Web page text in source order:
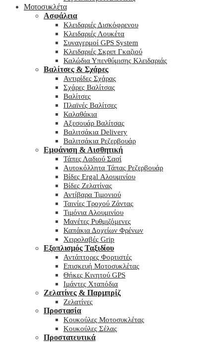
Μοτοσυκλέτα
Ασφάλεια
Κλειδαριές Δισκόφρενου
Κλειδαριές Λουκέτα
Συναγερμοί GPS System
Κλειδαριές Σκριπ Γκαζιού
Καλώδια Υπενθύμισης Κλειδαριάς
Βαλίτσες & Σχάρες
Αντιρίδες Σχάρας
Σχάρες Βαλίτσας
Βαλίτσες
Πλαϊνές Βαλίτσες
Καλαθάκια
Αξεσουάρ Βαλίτσας
Βαλιτσάκια Delivery
Βαλιτσάκια Ρεζερβουάρ
Εμφάνιση & Αισθητική
Τάπες Λαδιού Σασί
Αυτοκόλλητα Τάπας Ρεζερβουάρ
Βίδες Ergal Αλουμινίου
Βίδες Ζελατίνας
Αντίβαρα Τιμονιού
Ταινίες Τροχού Ζάντας
Τιμόνια Αλουμινίου
Μανέτες Ρυθμιζόμενες
Καπάκια Δοχείων Φρένων
Χειρολαβές Grip
Εξοπλισμός Ταξιδίου
Αντάπτορες Φορτιστές
Επισκευή Μοτοσυκλέτας
Θήκες Κινητού GPS
Ιμάντες Χταπόδια
Ζελατίνες & Παρμπρίζ
Ζελατίνες
Προστασία
Κουκούλες Μοτοσυκλέτας
Κουκούλες Σέλας
Προστατευτικά